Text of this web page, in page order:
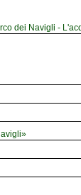
dei Navigli -